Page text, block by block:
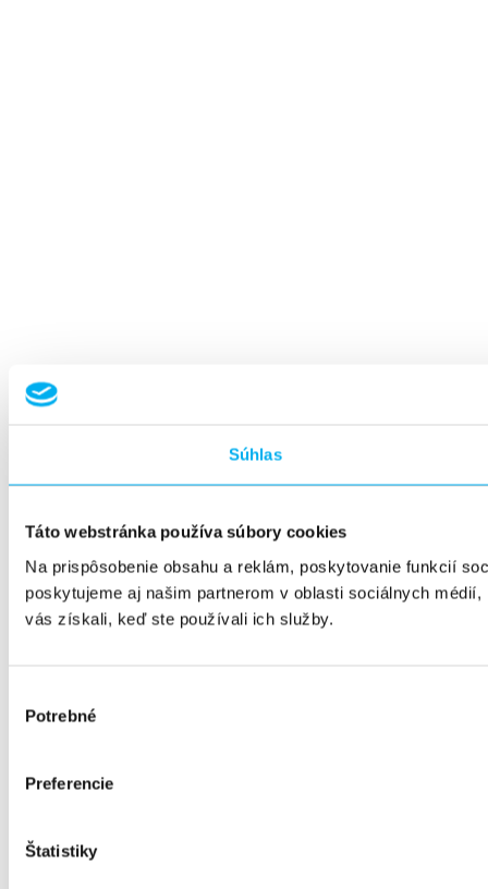
Súhlas
Táto webstránka používa súbory cookies
Na prispôsobenie obsahu a reklám, poskytovanie funkcií
poskytujeme aj našim partnerom v oblasti sociálnych
vás získali, keď ste používali ich služby.
súhlasu
Potrebné
Preferencie
Štatistiky